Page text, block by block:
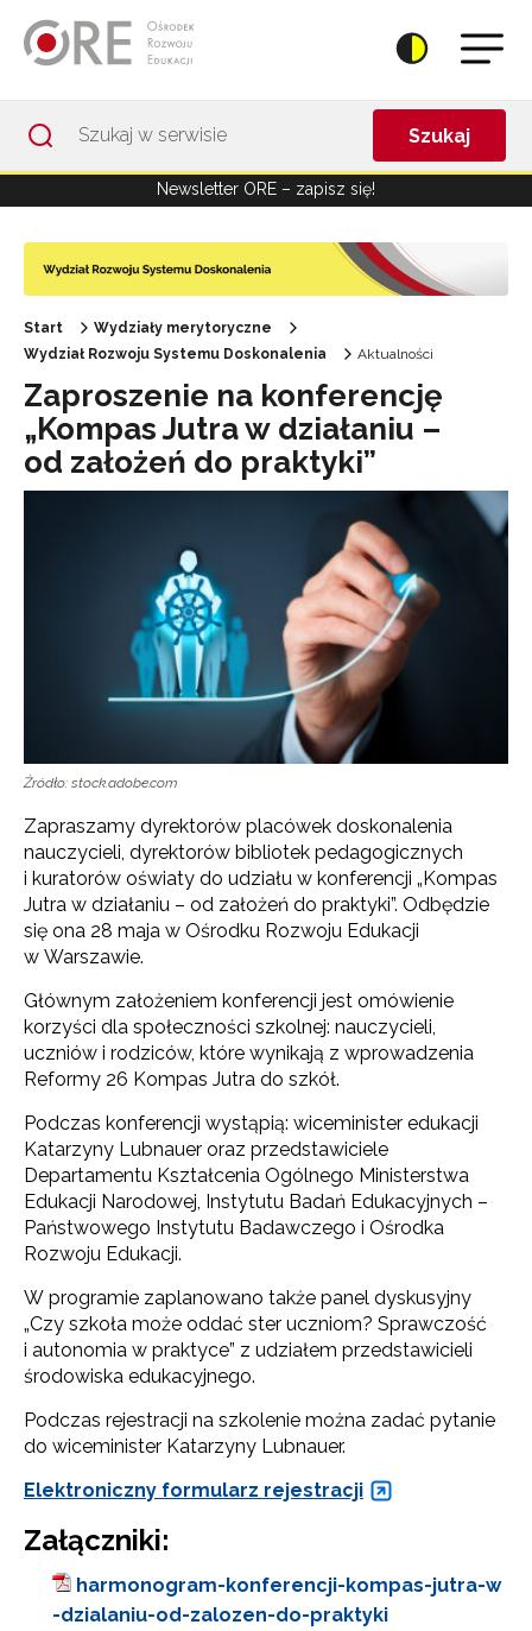
Szukaj
Newsletter ORE – zapisz się!
Start
Wydziały merytoryczne
Wydział Rozwoju Systemu Doskonalenia
Aktualności
Zaproszenie na konferencję
„Kompas Jutra w działaniu –
od założeń do praktyki”
Źródło: stock.adobe.com
Zapraszamy dyrektorów placówek doskonalenia
nauczycieli, dyrektorów bibliotek pedagogicznych
i kuratorów oświaty do udziału w konferencji „Kompas
Jutra w działaniu – od założeń do praktyki”. Odbędzie
się ona 28 maja w Ośrodku Rozwoju Edukacji
w Warszawie.
Głównym założeniem konferencji jest omówienie
korzyści dla społeczności szkolnej: nauczycieli,
uczniów i rodziców, które wynikają z wprowadzenia
Reformy 26 Kompas Jutra do szkół.
Podczas konferencji wystąpią: wiceminister edukacji
Katarzyny Lubnauer oraz przedstawiciele
Departamentu Kształcenia Ogólnego Ministerstwa
Edukacji Narodowej, Instytutu Badań Edukacyjnych –
Państwowego Instytutu Badawczego i Ośrodka
Rozwoju Edukacji.
W programie zaplanowano także panel dyskusyjny
„Czy szkoła może oddać ster uczniom? Sprawczość
i autonomia w praktyce” z udziałem przedstawicieli
środowiska edukacyjnego.
Podczas rejestracji na szkolenie można zadać pytanie
do wiceminister Katarzyny Lubnauer.
Elektroniczny formularz rejestracji
Załączniki:
harmonogram-konferencji-kompas-jutra-w
-dzialaniu-od-zalozen-do-praktyki